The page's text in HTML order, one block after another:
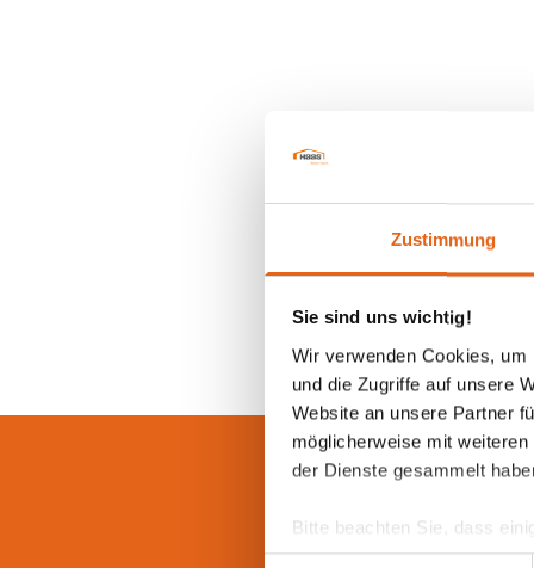
Zustimmung
Sie sind uns wichtig!
Wir verwenden Cookies,
und die Zugriffe auf unsere
Website an unsere Partner
möglicherweise mit
der Dienste gesammelt
Bitte beachten Sie, dass
anderes Datenschutzniveau